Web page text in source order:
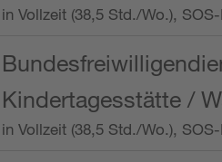
in Vollzeit (38,5 Std./Wo.),
Kindertagesstätte /
in Vollzeit (38,5 Std./Wo.),